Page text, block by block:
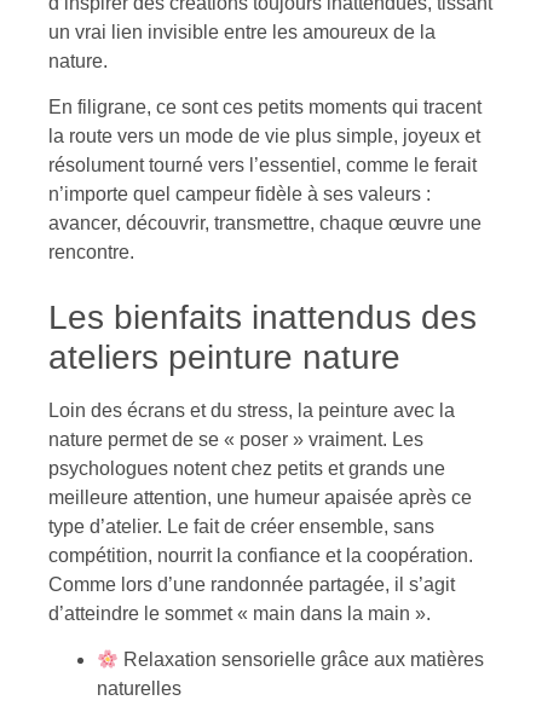
un vrai lien invisible entre les amoureux de la
nature.
En filigrane, ce sont ces petits moments qui tracent
la route vers un mode de vie plus simple, joyeux et
résolument tourné vers l’essentiel, comme le ferait
n’importe quel campeur fidèle à ses valeurs :
avancer, découvrir, transmettre, chaque œuvre une
rencontre.
Les bienfaits inattendus des
ateliers peinture nature
Loin des écrans et du stress, la peinture avec la
nature permet de se « poser » vraiment. Les
psychologues notent chez petits et grands une
meilleure attention, une humeur apaisée après ce
type d’atelier. Le fait de créer ensemble, sans
compétition, nourrit la confiance et la coopération.
Comme lors d’une randonnée partagée, il s’agit
d’atteindre le sommet « main dans la main ».
Relaxation sensorielle grâce aux matières
naturelles